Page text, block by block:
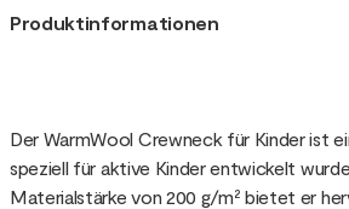
Produktinformationen
Der WarmWool Crewneck für Kinder ist
speziell für aktive Kinder entwickelt
Materialstärke von 200 g/m² bietet er